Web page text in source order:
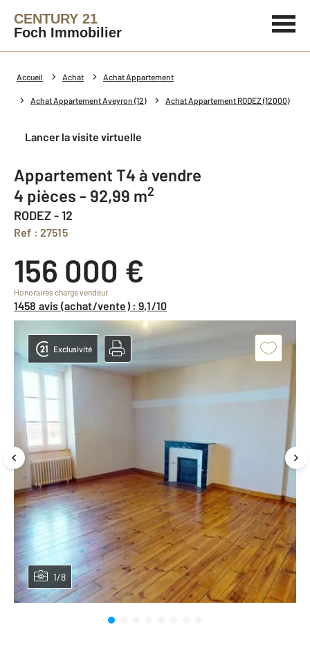
CENTURY 21
Foch Immobilier
Accueil Achat Achat Appartement
Achat Appartement Aveyron (12) Achat Appartement RODEZ (12000)
Lancer la visite virtuelle
Appartement T4 à vendre
4 pièces - 92,99 m2
RODEZ - 12
Ref : 27515
156 000 €
Honoraires charge vendeur
1458 avis (achat/vente) : 9,1/10
1/8
Exclusivité